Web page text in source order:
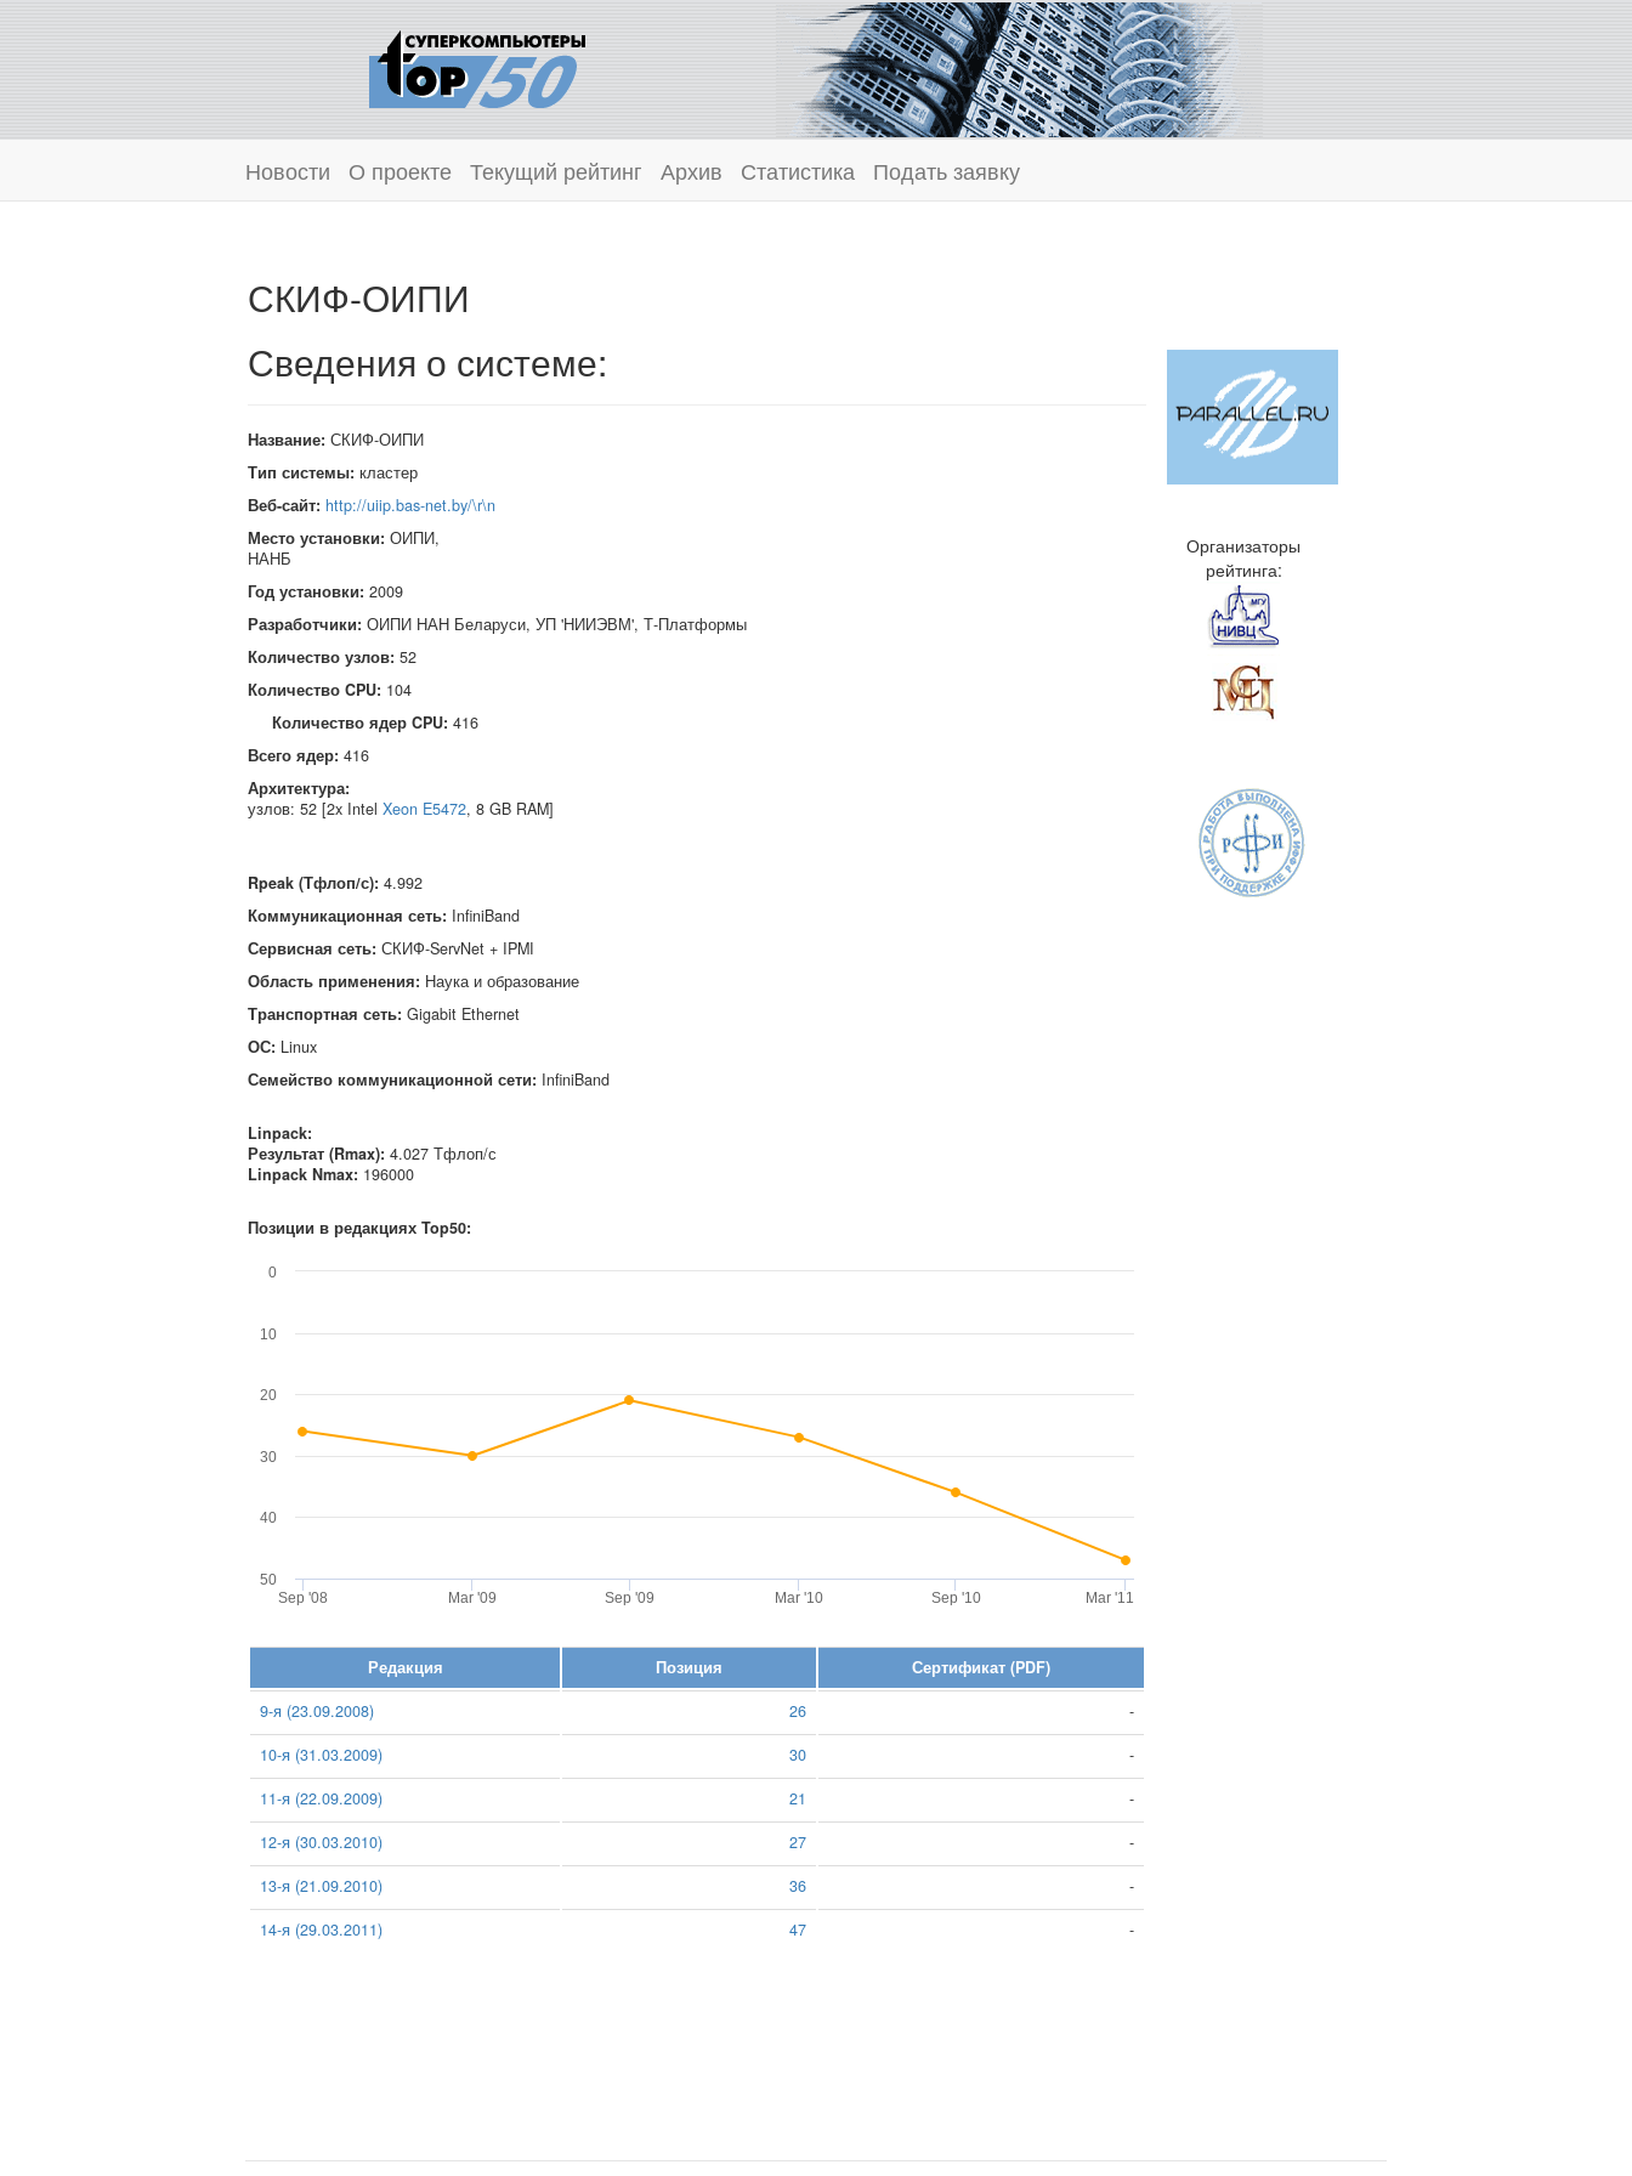
Новости О проекте Текущий рейтинг Архив Статистика Подать заявку
СКИФ-ОИПИ
Сведения о системе:
Название: СКИФ-ОИПИ
Тип системы: кластер
Веб-сайт: http://uiip.bas-net.by/\r\n
Место установки: ОИПИ,
НАНБ
Год установки: 2009
Разработчики: ОИПИ НАН Беларуси, УП 'НИИЭВМ', Т‑Платформы
Количество узлов: 52
Количество CPU: 104
Количество ядер CPU: 416
Всего ядер: 416
Архитектура:
узлов: 52 [2x Intel Xeon E5472, 8 GB RAM]
Rpeak (Тфлоп/с): 4.992
Коммуникационная сеть: InfiniBand
Сервисная сеть: СКИФ-ServNet + IPMI
Область применения: Наука и образование
Транспортная сеть: Gigabit Ethernet
ОС: Linux
Семейство коммуникационной сети: InfiniBand
Linpack:
Результат (Rmax): 4.027 Тфлоп/с
Linpack Nmax: 196000
Позиции в редакциях Top50:
Sep '08 Mar '09 Sep '09 Mar '10 Sep '10 Mar '11
0
10
20
30
40
50
Редакция Позиция
Сертификат (PDF)
9-я (23.09.2008)
26
-
10-я (31.03.2009)
30
-
11-я (22.09.2009)
21
-
12-я (30.03.2010)
27
-
13-я (21.09.2010)
36
-
14-я (29.03.2011)
47 -
Организаторы
рейтинга: